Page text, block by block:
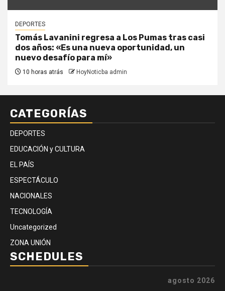
DEPORTES
Tomás Lavanini regresa a Los Pumas tras casi
dos años: «Es una nueva oportunidad, un
nuevo desafío para mí»
10 horas atrás HoyNoticba admin
CATEGORÍAS
DEPORTES
EDUCACIÓN y CULTURA
EL PAÍS
ESPECTÁCULO
NACIONALES
TECNOLOGÍA
Uncategorized
ZONA UNIÓN
SCHEDULES
agosto 2026